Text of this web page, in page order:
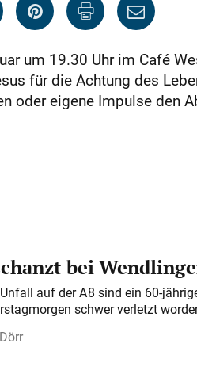
um 19.30 Uhr im Café
für die Achtung des
oder eigene Impulse den
bei
auf der A 8 sind ein 60-
schwer verletzt